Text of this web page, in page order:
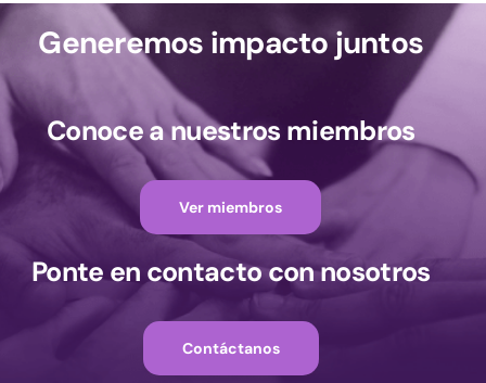
Generemos impacto juntos
Conoce a nuestros miembros
Ver miembros
Ponte en contacto con nosotros
Contáctanos